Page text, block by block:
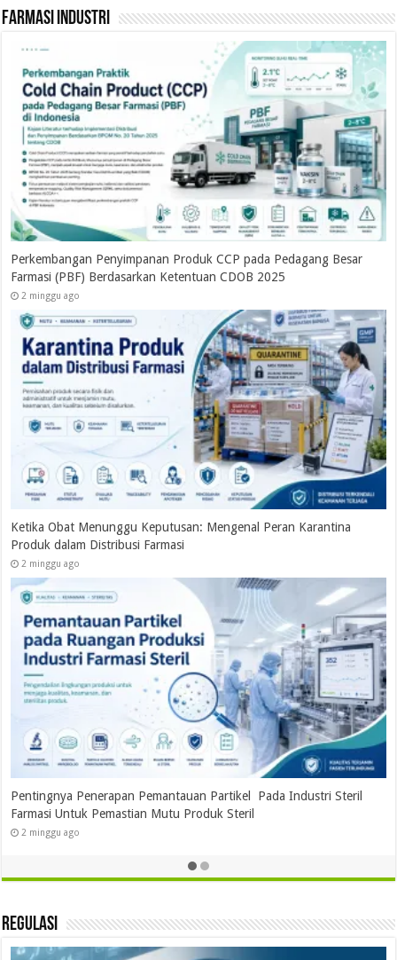
Farmasi Industri
Perkembangan Penyimpanan Produk CCP pada Pedagang Besar
Farmasi (PBF) Berdasarkan Ketentuan CDOB 2025
2 minggu ago
Ketika Obat Menunggu Keputusan: Mengenal Peran Karantina
Produk dalam Distribusi Farmasi
2 minggu ago
Pentingnya Penerapan Pemantauan Partikel Pada Industri Steril
Farmasi Untuk Pemastian Mutu Produk Steril
2 minggu ago
Regulasi